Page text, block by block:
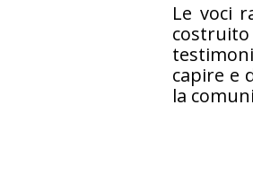
Le voci
capire e
la